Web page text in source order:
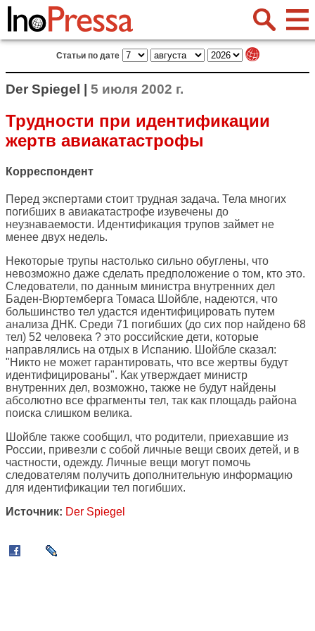
Статьи по дате
Der Spiegel | 5 июля 2002 г.
Трудности при идентификации
жертв авиакатастрофы
Корреспондент
Перед экспертами стоит трудная задача. Тела многих
погибших в авиакатастрофе изувечены до
неузнаваемости. Идентификация трупов займет не
менее двух недель.
Некоторые трупы настолько сильно обуглены, что
невозможно даже сделать предположение о том, кто это.
Следователи, по данным министра внутренних дел
Баден-Вюртемберга Томаса Шойбле, надеются, что
большинство тел удастся идентифицировать путем
анализа ДНК. Среди 71 погибших (до сих пор найдено 68
тел) 52 человека ? это российские дети, которые
направлялись на отдых в Испанию. Шойбле сказал:
"Никто не может гарантировать, что все жертвы будут
идентифицированы". Как утверждает министр
внутренних дел, возможно, также не будут найдены
абсолютно все фрагменты тел, так как площадь района
поиска слишком велика.
Шойбле также сообщил, что родители, приехавшие из
России, привезли с собой личные вещи своих детей, и в
частности, одежду. Личные вещи могут помочь
следователям получить дополнительную информацию
для идентификации тел погибших.
Источник: Der Spiegel